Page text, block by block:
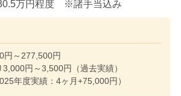
万円程度 ※諸手当込み
円～277,500円
3,000円～3,500円（過去実績）
年度実績：4ヶ月+75,000円）